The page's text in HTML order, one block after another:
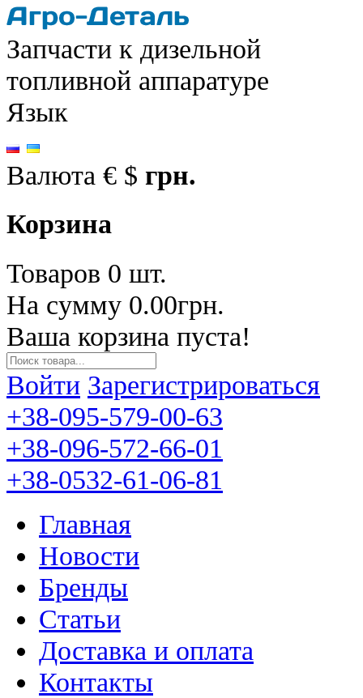
Запчасти к дизельной
топливной аппаратуре
Язык
Валюта € $ грн.
Корзина
Товаров 0 шт.
На сумму 0.00грн.
Ваша корзина пуста!
Войти Зарегистрироваться
+38-095-579-00-63
+38-096-572-66-01
+38-0532-61-06-81
Главная
Новости
Бренды
Статьи
Доставка и оплата
Контакты